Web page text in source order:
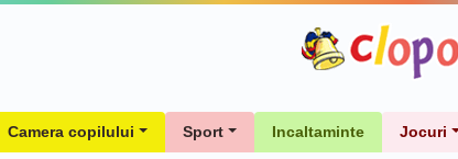
Camera copilului Sport Incaltaminte Jocuri